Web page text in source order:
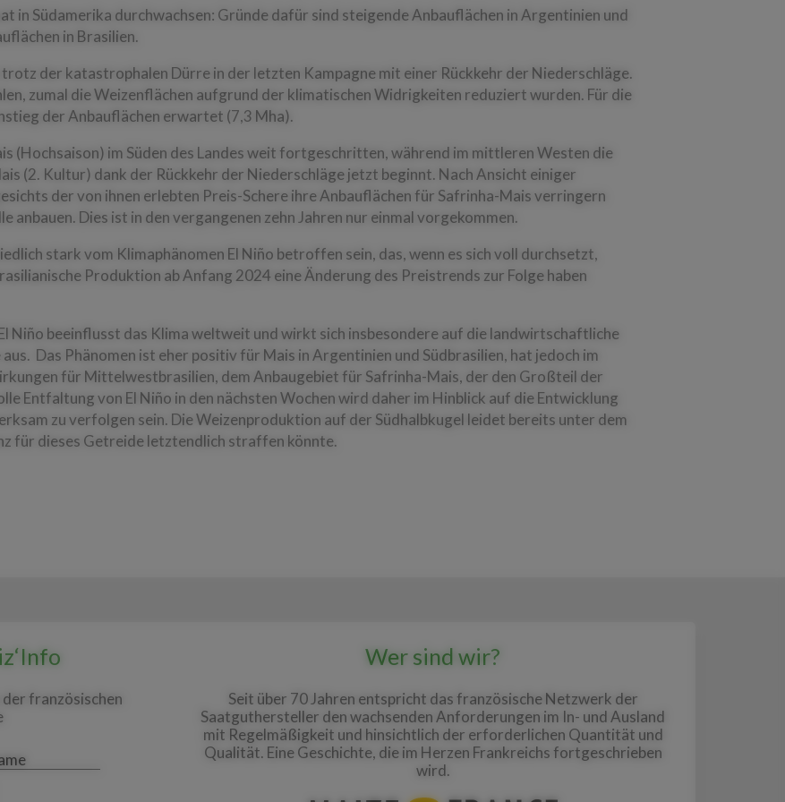
in Südamerika durchwachsen: Gründe dafür sind steigende Anbauflächen in Argentinien und
in Brasilien.
der katastrophalen Dürre in der letzten Kampagne mit einer Rückkehr der Niederschläge.
zumal die Weizenflächen aufgrund der klimatischen Widrigkeiten reduziert wurden. Für die
der Anbauflächen erwartet (7,3 Mha).
(Hochsaison) im Süden des Landes weit fortgeschritten, während im mittleren Westen die
(2. Kultur) dank der Rückkehr der Niederschläge jetzt beginnt. Nach Ansicht einiger
der von ihnen erlebten Preis-Schere ihre Anbauflächen für Safrinha-Mais verringern
anbauen. Dies ist in den vergangenen zehn Jahren nur einmal vorgekommen.
stark vom Klimaphänomen El Niño betroffen sein, das, wenn es sich voll durchsetzt,
Produktion ab Anfang 2024 eine Änderung des Preistrends zur Folge haben
Niño beeinflusst das Klima weltweit und wirkt sich insbesondere auf die landwirtschaftliche
Das Phänomen ist eher positiv für Mais in Argentinien und Südbrasilien, hat jedoch im
für Mittelwestbrasilien, dem Anbaugebiet für Safrinha-Mais, der den Großteil der
Entfaltung von El Niño in den nächsten Wochen wird daher im Hinblick auf die Entwicklung
zu verfolgen sein. Die Weizenproduktion auf der Südhalbkugel leidet bereits unter dem
für dieses Getreide letztendlich straffen könnte.
französischen
Wer sind wir?
Seit über 70 Jahren entspricht das französische Netzwerk der
Saatguthersteller den wachsenden Anforderungen im In- und Ausland
mit Regelmäßigkeit und hinsichtlich der erforderlichen Quantität und
Qualität. Eine Geschichte, die im Herzen Frankreichs fortgeschrieben
wird.